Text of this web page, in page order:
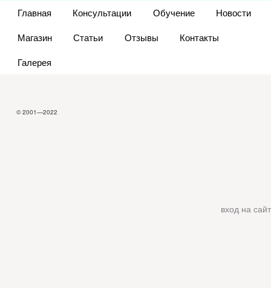
Главная Консультации Обучение
Новости
Магазин
Статьи Отзывы
Контакты
Галерея
© 2001—2022
вход на сайт